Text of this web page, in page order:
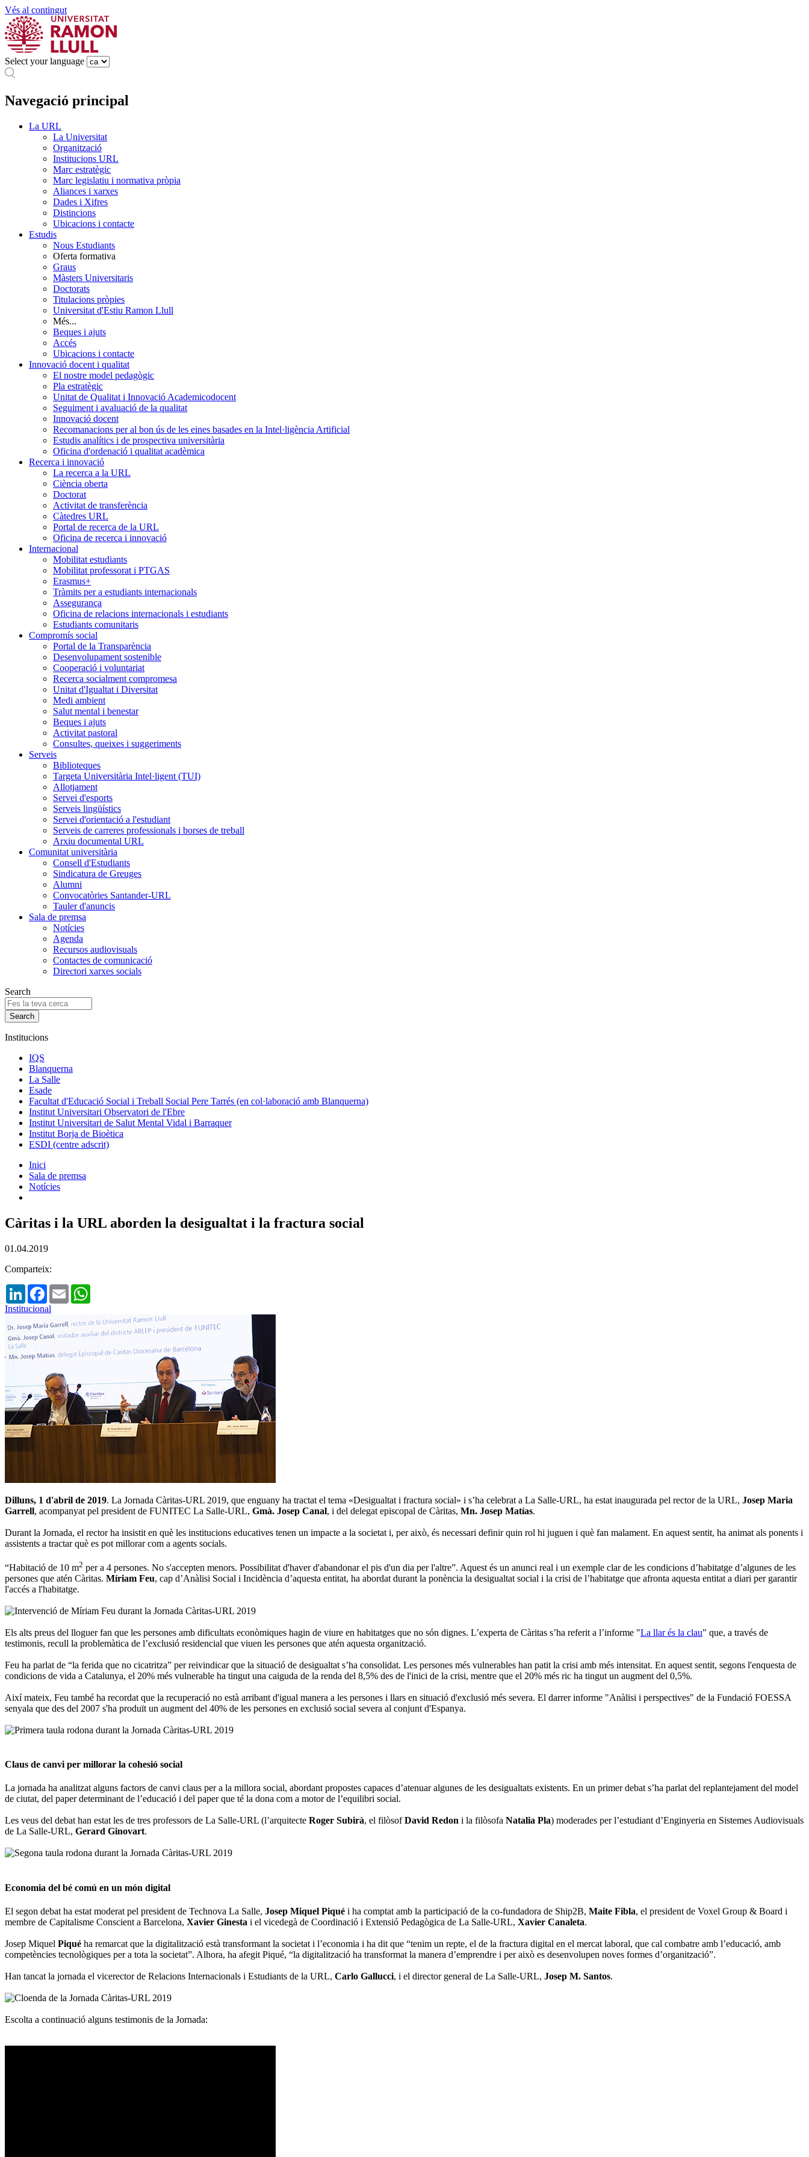
Vés al contingut
Select your language
Navegació principal
La URL
La Universitat
Organització
Institucions URL
Marc estratègic
Marc legislatiu i normativa pròpia
Aliances i xarxes
Dades i Xifres
Distincions
Ubicacions i contacte
Estudis
Nous Estudiants
Oferta formativa
Graus
Màsters Universitaris
Doctorats
Titulacions pròpies
Universitat d'Estiu Ramon Llull
Més...
Beques i ajuts
Accés
Ubicacions i contacte
Innovació docent i qualitat
El nostre model pedagògic
Pla estratègic
Unitat de Qualitat i Innovació Academicodocent
Seguiment i avaluació de la qualitat
Innovació docent
Recomanacions per al bon ús de les eines basades en la Intel·ligència Artificial
Estudis analítics i de prospectiva universitària
Oficina d'ordenació i qualitat acadèmica
Recerca i innovació
La recerca a la URL
Ciència oberta
Doctorat
Activitat de transferència
Càtedres URL
Portal de recerca de la URL
Oficina de recerca i innovació
Internacional
Mobilitat estudiants
Mobilitat professorat i PTGAS
Erasmus+
Tràmits per a estudiants internacionals
Assegurança
Oficina de relacions internacionals i estudiants
Estudiants comunitaris
Compromís social
Portal de la Transparència
Desenvolupament sostenible
Cooperació i voluntariat
Recerca socialment compromesa
Unitat d'Igualtat i Diversitat
Medi ambient
Salut mental i benestar
Beques i ajuts
Activitat pastoral
Consultes, queixes i suggeriments
Serveis
Biblioteques
Targeta Universitària Intel·ligent (TUI)
Allotjament
Servei d'esports
Serveis lingüístics
Servei d'orientació a l'estudiant
Serveis de carreres professionals i borses de treball
Arxiu documental URL
Comunitat universitària
Consell d'Estudiants
Sindicatura de Greuges
Alumni
Convocatòries Santander-URL
Tauler d'anuncis
Sala de premsa
Notícies
Agenda
Recursos audiovisuals
Contactes de comunicació
Directori xarxes socials
Search
Institucions
IQS
Blanquerna
La Salle
Esade
Facultat d'Educació Social i Treball Social Pere Tarrés (en col·laboració amb Blanquerna)
Institut Universitari Observatori de l'Ebre
Institut Universitari de Salut Mental Vidal i Barraquer
Institut Borja de Bioètica
ESDI (centre adscrit)
Inici
Sala de premsa
Notícies
Càritas i la URL aborden la desigualtat i la fractura social
01.04.2019
Comparteix:
LinkedInFacebook
Email
Institucional
Dilluns, 1 d'abril de 2019. La Jornada Càritas-URL 2019, que enguany ha tractat el tema «Desigualtat i fractura social» i s’ha celebrat a La Salle-URL, ha estat inaugurada pel rector de la URL, Josep Maria
Garrell, acompanyat pel president de FUNITEC La Salle-URL, Gmà. Josep Canal, i del delegat episcopal de Càritas, Mn. Josep Matías.
Durant la Jornada, el rector ha insistit en què les institucions educatives tenen un impacte a la societat i, per això, és necessari definir quin rol hi juguen i què fan malament. En aquest sentit, ha animat als ponents i
assistents a tractar què es pot millorar com a agents socials.
“Habitació de 10 m2 per a 4 persones. No s'accepten menors. Possibilitat d'haver d'abandonar el pis d'un dia per l'altre”. Aquest és un anunci real i un exemple clar de les condicions d’habitatge d’algunes de les
persones que atén Càritas. Míriam Feu, cap d’Anàlisi Social i Incidència d’aquesta entitat, ha abordat durant la ponència la desigualtat social i la crisi de l’habitatge que afronta aquesta entitat a diari per garantir
l'accés a l'habitatge.
Els alts preus del lloguer fan que les persones amb dificultats econòmiques hagin de viure en habitatges que no són dignes. L’experta de Càritas s’ha referit a l’informe "La llar és la clau" que, a través de
testimonis, recull la problemàtica de l’exclusió residencial que viuen les persones que atén aquesta organització.
Feu ha parlat de “la ferida que no cicatritza” per reivindicar que la situació de desigualtat s’ha consolidat. Les persones més vulnerables han patit la crisi amb més intensitat. En aquest sentit, segons l'enquesta de
condicions de vida a Catalunya, el 20% més vulnerable ha tingut una caiguda de la renda del 8,5% des de l'inici de la crisi, mentre que el 20% més ric ha tingut un augment del 0,5%.
Així mateix, Feu també ha recordat que la recuperació no està arribant d'igual manera a les persones i llars en situació d'exclusió més severa. El darrer informe "Anàlisi i perspectives" de la Fundació FOESSA
senyala que des del 2007 s'ha produït un augment del 40% de les persones en exclusió social severa al conjunt d'Espanya.
Claus de canvi per millorar la cohesió social
La jornada ha analitzat alguns factors de canvi claus per a la millora social, abordant propostes capaces d’atenuar algunes de les desigualtats existents. En un primer debat s’ha parlat del replantejament del model
de ciutat, del paper determinant de l’educació i del paper que té la dona com a motor de l’equilibri social.
Les veus del debat han estat les de tres professors de La Salle-URL (l’arquitecte Roger Subirà, el filòsofDavid Redon i la filòsofa Natalia Pla) moderades per l’estudiant d’Enginyeria en Sistemes Audiovisuals
de La Salle-URL, Gerard Ginovart.
Economia del bé comú en un món digital
El segon debat ha estat moderat pel president de Technova La Salle, Josep Miquel Piqué i ha comptat amb la participació de la co-fundadora de Ship2B, Maite Fibla, el president de Voxel Group & Board i
membre de Capitalisme Conscient a Barcelona, Xavier Ginesta i el vicedegà de Coordinació i Extensió Pedagògica de La Salle-URL, Xavier Canaleta.
Josep Miquel Piqué ha remarcat que la digitalització està transformant la societat i l’economia i ha dit que “tenim un repte, el de la fractura digital en el mercat laboral, que cal combatre amb l’educació, amb
competències tecnològiques per a tota la societat”. Alhora, ha afegit Piqué, “la digitalització ha transformat la manera d’emprendre i per això es desenvolupen noves formes d’organització”.
Han tancat la jornada el vicerector de Relacions Internacionals i Estudiants de la URL, Carlo Gallucci, i el director general de La Salle-URL, Josep M. Santos.
Escolta a continuació alguns testimonis de la Jornada: